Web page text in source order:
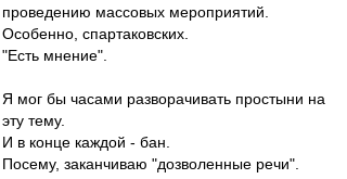
проведению массовых мероприятий.
Особенно, спартаковских.
"Есть мнение".
Я мог бы часами разворачивать простыни на
эту тему.
И в конце каждой - бан.
Посему, заканчиваю "дозволенные речи".